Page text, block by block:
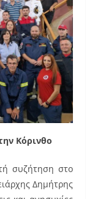
Κόρινθο
συζήτηση στο
Δημήτρης